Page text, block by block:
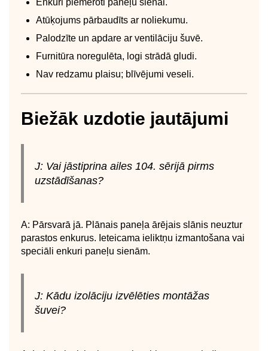
Enkuri piemēroti paneļu sienai.
Atūķojums pārbaudīts ar noliekumu.
Palodzīte un apdare ar ventilāciju šuvē.
Furnitūra noregulēta, logi strādā gludi.
Nav redzamu plaisu; blīvējumi veseli.
Biežāk uzdotie jautājumi
J: Vai jāstiprina ailes 104. sērijā pirms
uzstādīšanas?
A: Pārsvarā jā. Plānais paneļa ārējais slānis neuztur
parastos enkurus. Ieteicama ieliktņu izmantošana vai
speciāli enkuri paneļu sienām.
J: Kādu izolāciju izvēlēties montāžas
šuvei?